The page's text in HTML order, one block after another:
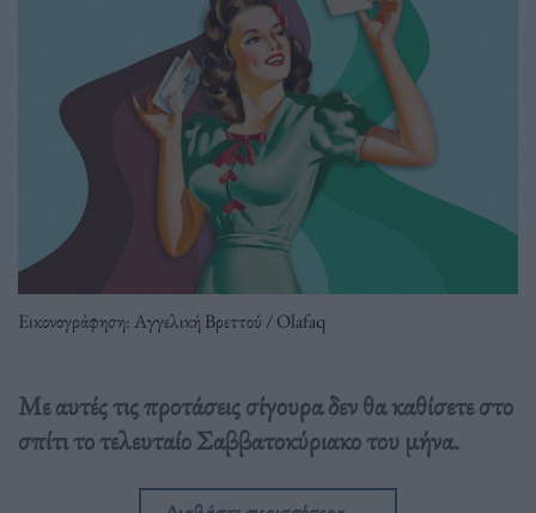
Εικονογράφηση: Αγγελική Βρεττού / Olafaq
Με αυτές τις προτάσεις σίγουρα δεν θα καθίσετε στο
σπίτι το τελευταίο Σαββατοκύριακο του μήνα.